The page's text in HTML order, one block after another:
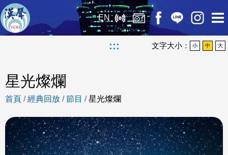
EN
::: 文字大小： 小 中 大
星光燦爛
首頁 /經典回放 /節目 /星光燦爛